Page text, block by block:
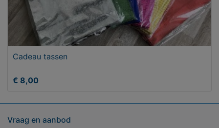
Cadeau tassen
€ 8,00
Vraag en aanbod